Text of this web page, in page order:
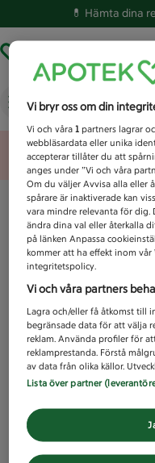
💊 Hämta dina
Vad letar du
Vi bryr oss om din
Vi och våra1 partners lagrar
webbläsardata eller unika
accepterar tillåter du att
anges under ”Vi och våra
Om du väljer Avvisa alla eller
spårare är inaktiverade kan
vara mindre relevanta för
ändra dina val eller återkalla
på länken Anpassa
kommer att ha effekt inom
integritetspolicy.
Vi och våra partners
Lagra och/eller få åtkomst till
begränsade data för att välja
reklam. Använda profiler för
reklamprestanda. Förstå
av data från olika källor.
Lista över partner